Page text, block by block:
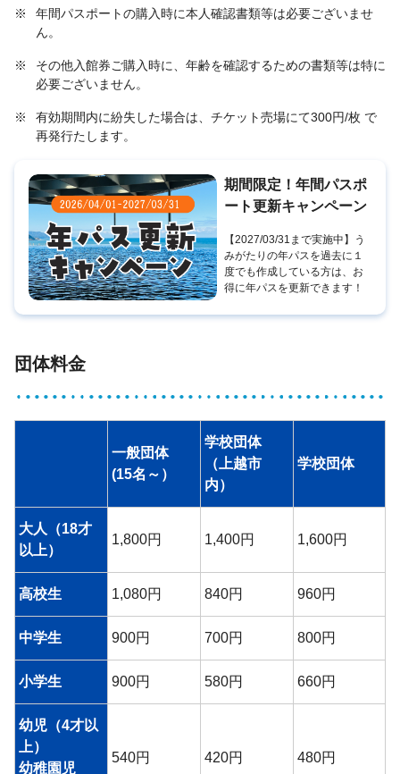
※
年間パスポートの購入時に本人確認書類等は必要ございませ
ん。
※
その他入館券ご購入時に、年齢を確認するための書類等は特に
必要ございません。
※
有効期間内に紛失した場合は、チケット売場にて300円/枚 で
再発行たします。
期間限定！年間パスポ
ート更新キャンペーン
【2027/03/31まで実施中】う
みがたりの年パスを過去に１
度でも作成している方は、お
得に年パスを更新できます！
団体料金
一般団体
(15名～）
学校団体
（上越市
内）
学校団体
大人（18才
以上）
1,800円 1,400円 1,600円
高校生 1,080円 840円 960円
中学生 900円 700円 800円
小学生 900円 580円 660円
幼児（4才以
上）
幼稚園児
540円 420円 480円